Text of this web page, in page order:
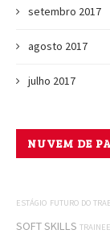
setembro 2017
agosto 2017
julho 2017
NUVEM DE
ESTÁGIO FUTURO DO
SOFT SKILLS TRAINEE